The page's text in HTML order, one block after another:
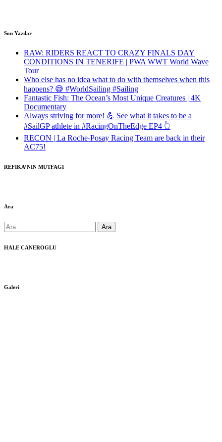
Son Yazılar
RAW: RIDERS REACT TO CRAZY FINALS DAY
CONDITIONS IN TENERIFE | PWA WWT World Wave
Tour
Who else has no idea what to do with themselves when this
happens? 😅 #WorldSailing #Sailing
Fantastic Fish: The Ocean’s Most Unique Creatures | 4K
Documentary
Always striving for more! 💪 See what it takes to be a
#SailGP athlete in #RacingOnTheEdge EP4 👆
RECON | La Roche-Posay Racing Team are back in their
AC75!
REFIKA’NIN MUTFAGI
Ara
Arama:
HALE CANEROGLU
Galeri